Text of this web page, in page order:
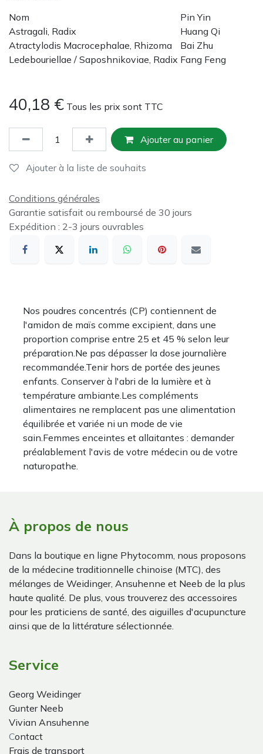
Nom
Pin Yin
Astragali, Radix
Huang Qi
Atractylodis Macrocephalae, Rhizoma
Bai Zhu
Ledebouriellae / Saposhnikoviae, Radix Fang Feng
40,18 € Tous les prix sont TTC
Ajouter au panier
Ajouter à la liste de souhaits
Conditions générales
Garantie satisfait ou remboursé de 30 jours
Expédition : 2-3 jours ouvrables
Nos poudres concentrés (CP) contiennent de
l'amidon de maïs comme excipient, dans une
proportion comprise entre 25 et 45 % selon leur
préparation.Ne pas dépasser la dose journalière
recommandée.Tenir hors de portée des jeunes
enfants. Conserver à l'abri de la lumière et à
température ambiante.Les compléments
alimentaires ne remplacent pas une alimentation
équilibrée et variée ni un mode de vie
sain.Femmes enceintes et allaitantes : demander
préalablement l'avis de votre médecin ou de votre
naturopathe.
À propos de nous
Dans la boutique en ligne Phytocomm, nous proposons
de la médecine traditionnelle chinoise (MTC), des
mélanges de Weidinger, Ansuhenne et Neeb de la plus
haute qualité. De plus, vous trouverez des accessoires
pour les praticiens de santé, des aiguilles d'acupuncture
ainsi que de la littérature sélectionnée.
Service
Georg Weidinger
Gunter Neeb
Vivian Ansuhenne
Contact
Frais de transport